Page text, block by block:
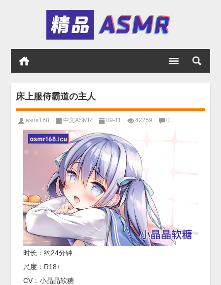
床上服侍霸道の主人
asmr168 中文ASMR 09-11 42259 0
时长：约24分钟
尺度：R18+
CV：小晶晶软糖